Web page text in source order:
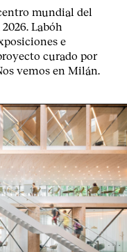
mundial del
Labóh
e
curado por
vemos en Milán.